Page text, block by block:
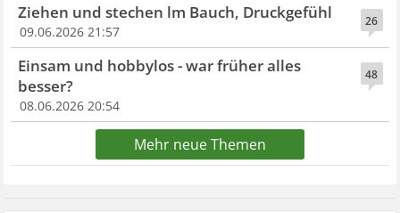
26
Ziehen und stechen lm Bauch, Druckgefühl
09.06.2026 21:57
48
Einsam und hobbylos - war früher alles
besser?
08.06.2026 20:54
Mehr neue Themen